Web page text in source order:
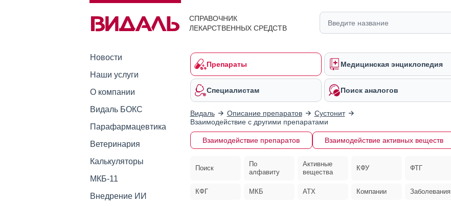
СПРАВОЧНИК
ЛЕКАРСТВЕННЫХ СРЕДСТВ
Новости
Наши услуги
О компании
Видаль БОКС
Парафармацевтика
Ветеринария
Калькуляторы
МКБ-11
Внедрение ИИ
Препараты Медицинская энциклопедия
Специалистам Поиск аналогов
Видаль Описание препаратов
Сустонит
Взаимодействие с другими препаратами
Взаимодействие препаратов Взаимодействие активных веществ
Поиск
По
алфавиту
Активные
вещества
КФУ ФТГ
КФГ МКБ АТХ Компании Заболевания